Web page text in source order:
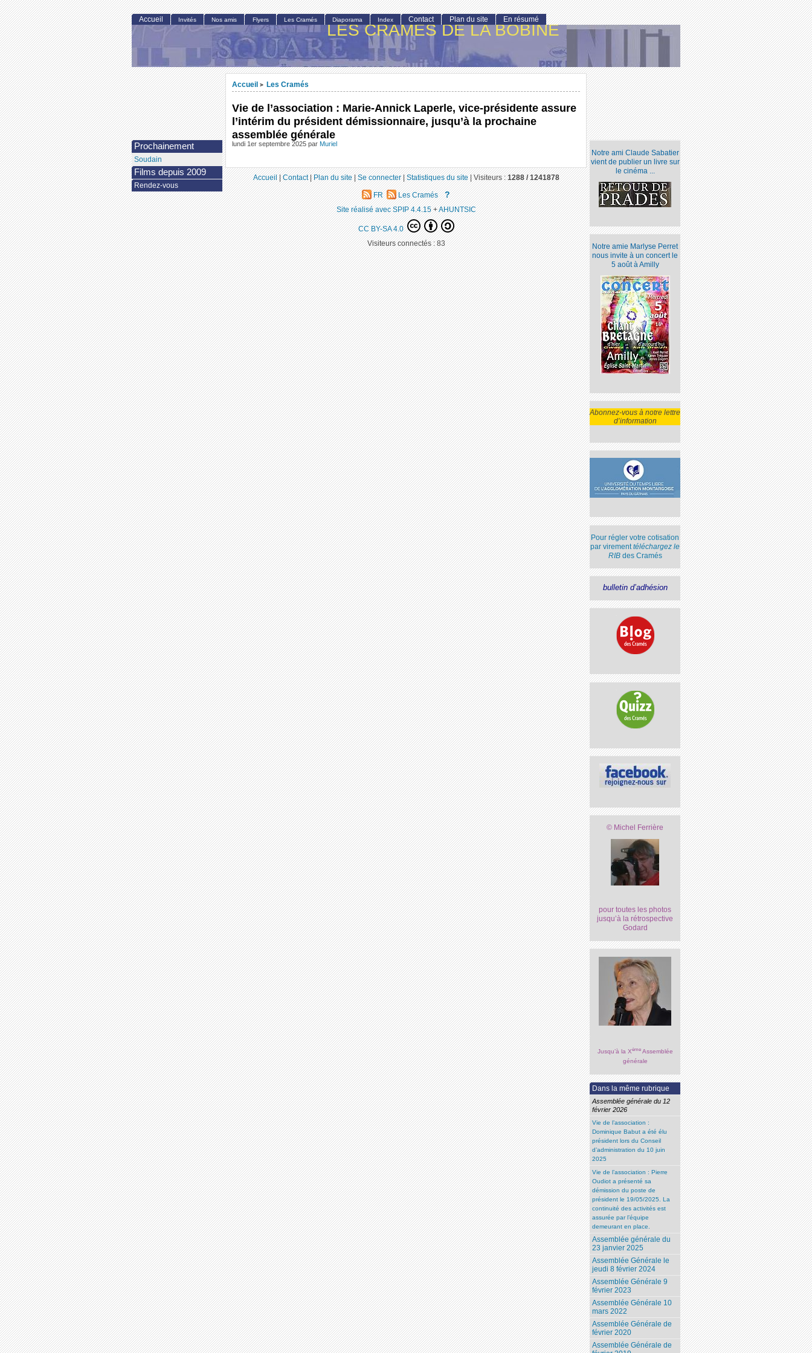
LES CRAMÉS DE LA BOBINE
Accueil > Les Cramés
Vie de l’association : Marie-Annick Laperle, vice-présidente assure
l’intérim du président démissionnaire, jusqu’à la prochaine
assemblée générale
lundi 1er septembre 2025 par Muriel
Notre ami Claude Sabatier
vient de publier un livre sur
le cinéma ...
Notre amie Marlyse Perret
nous invite à un concert le
5 août à Amilly
Abonnez-vous à notre lettre
d’information
Pour régler votre cotisation
par virementtéléchargez le
RIBdes Cramés
bulletin d’adhésion
© Michel Ferrière
pour toutes les photos
jusqu’à la rétrospective
Godard
Jusqu’à la XèmeAssemblée
générale
Dans la même rubrique
Assemblée générale du 12
février 2026
Vie de l’association :
Dominique Babut a été élu
président lors du Conseil
d’administration du 10 juin
2025
Vie de l’association : Pierre
Oudiot a présenté sa
démission du poste de
président le 19/05/2025. La
continuité des activités est
assurée par l’équipe
demeurant en place.
Assemblée générale du
23 janvier 2025
Assemblée Générale le
jeudi 8 février 2024
Assemblée Générale 9
février 2023
Assemblée Générale 10
mars 2022
Assemblée Générale de
février 2020
Assemblée Générale de
Accueil Invités Nos amis Flyers Les Cramés Diaporama Index Contact Plan du site En résumé
Prochainement
Soudain
Films depuis 2009
Rendez-vous
Accueil|Contact|Plan du site|Se connecter|Statistiques du site|Visiteurs :1288 / 1241878
FR Les Cramés ?
Site réalisé avec SPIP 4.4.15+AHUNTSIC
CC BY-SA 4.0
Visiteurs connectés :83